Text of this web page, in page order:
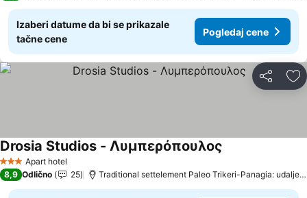
Izaberi datume da bi se prikazale
tačne cene
Pogledaj cene
Deli
3 ZvezdiceApart hotel
Drosia Studios - Λυμπερόπουλος
8,9 Odlično 25 Traditional settelement Paleo Trikeri-Panagia: udaljenost 20.0 km